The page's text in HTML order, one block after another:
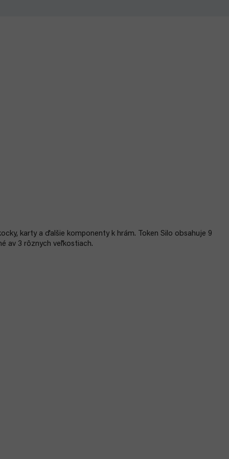
karty a ďalšie komponenty k hrám. Token Silo obsahuje 9
av 3 rôznych veľkostiach.